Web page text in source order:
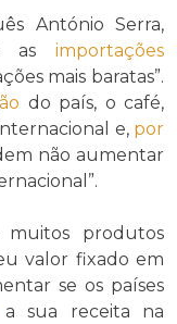
António Serra,
asimportações
mais baratas”.
do país, o café,
e, por
não aumentar
produtos
valor fixado em
se os países
sua receita na